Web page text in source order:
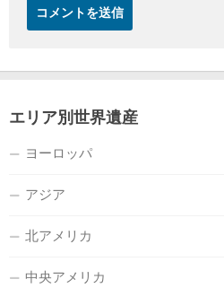
エリア別世界遺産
ヨーロッパ
アジア
北アメリカ
中央アメリカ